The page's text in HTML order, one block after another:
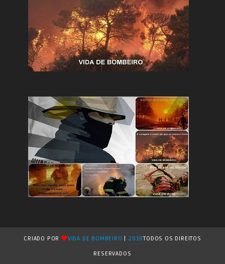
CRIADO POR VIDA DE BOMBEIRO 2018TODOS OS DIREITOS
RESERVADOS